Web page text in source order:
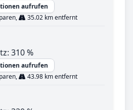
aufrufen
35.02 km entfernt
310 %
aufrufen
43.98 km entfernt